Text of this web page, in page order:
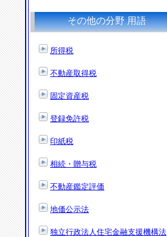
その他の分野 用語
所得税
不動産取得税
固定資産税
登録免許税
印紙税
相続・贈与税
不動産鑑定評価
地価公示法
独立行政法人住宅金融支援機構法